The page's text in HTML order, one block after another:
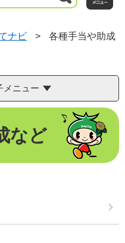
ナビ >
各種手当や助成
メニュー
など